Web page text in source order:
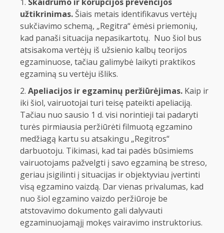
užtikrinimas. Šiais metais identifikavus vertėjų
sukčiavimo schemą, „Regitra“ ėmėsi priemonių,
kad panaši situacija nepasikartotų. Nuo šiol bus
atsisakoma vertėjų iš užsienio kalbų teorijos
egzaminuose, tačiau galimybė laikyti praktikos
egzaminą su vertėju išliks.
Apeliacijos ir egzaminų peržiūrėjimas. Kaip ir
iki šiol, vairuotojai turi teisę pateikti apeliaciją.
Tačiau nuo sausio 1 d. visi norintieji tai padaryti
turės pirmiausia peržiūrėti filmuotą egzamino
medžiagą kartu su atsakingu „Regitros“
darbuotoju. Tikimasi, kad tai padės būsimiems
vairuotojams pažvelgti į savo egzaminą be streso,
geriau įsigilinti į situacijas ir objektyviau įvertinti
visą egzamino vaizdą. Dar vienas privalumas, kad
nuo šiol egzamino vaizdo peržiūroje be
atstovavimo dokumento gali dalyvauti
egzaminuojamąjį mokęs vairavimo instruktorius.